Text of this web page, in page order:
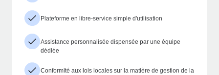
Plateforme en libre-service simple d'utilisation
Assistance personnalisée dispensée par une équipe
dédiée
Conformité aux lois locales sur la matière de gestion de la